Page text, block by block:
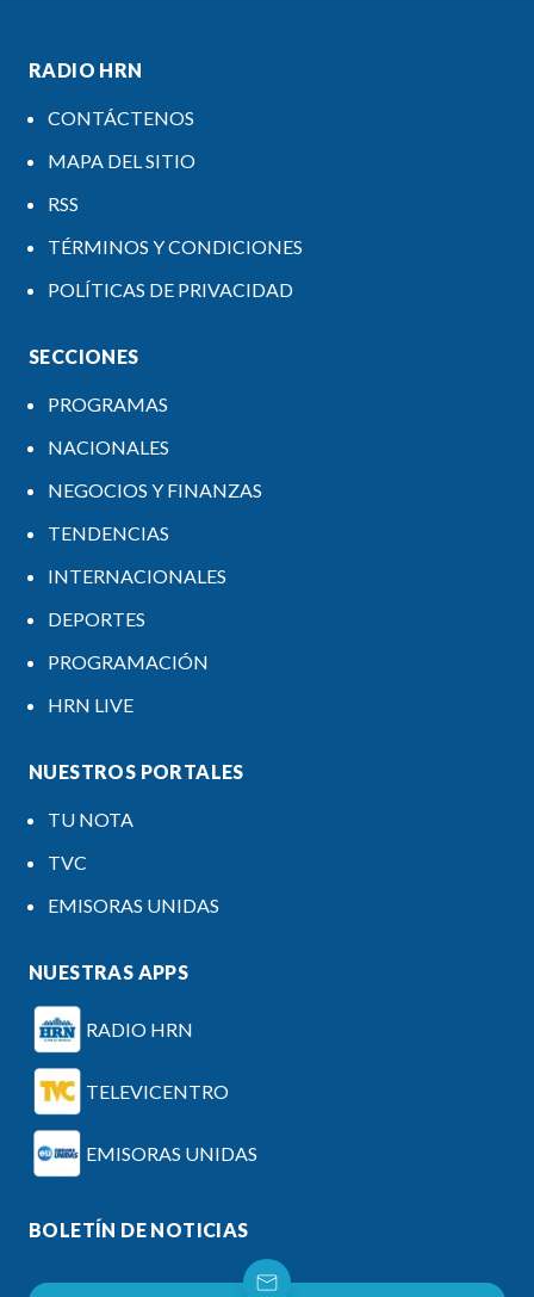
RADIO HRN
CONTÁCTENOS
MAPA DEL SITIO
RSS
TÉRMINOS Y CONDICIONES
POLÍTICAS DE PRIVACIDAD
SECCIONES
PROGRAMAS
NACIONALES
NEGOCIOS Y FINANZAS
TENDENCIAS
INTERNACIONALES
DEPORTES
PROGRAMACIÓN
HRN LIVE
NUESTROS PORTALES
TU NOTA
TVC
EMISORAS UNIDAS
NUESTRAS APPS
RADIO HRN
TELEVICENTRO
EMISORAS UNIDAS
BOLETÍN DE NOTICIAS